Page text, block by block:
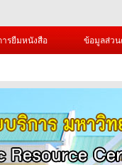
ารยืมหนังสือ ข้อมูลส่ว